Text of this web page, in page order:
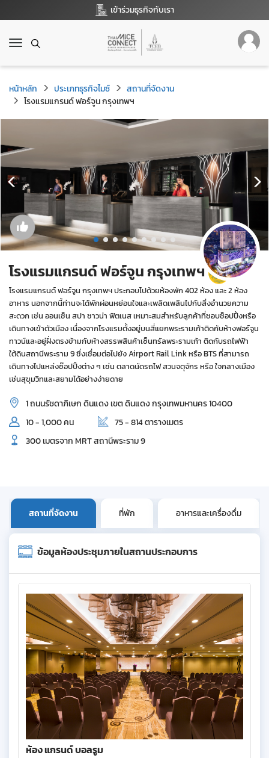
เข้าร่วมธุรกิจกับเรา
T
g
g
l
e
n
v
g
a
o
n
หน้าหลัก ประเภทธุรกิจไมซ์
สถานที่จัดงาน
โรงแรมแกรนด์ ฟอร์จูน กรุงเทพฯ
โรงแรมแกรนด์ ฟอร์จูน กรุงเทพฯ
โรงแรมแกรนด์ ฟอร์จูน กรุงเทพฯ ประกอบไปด้วยห้องพัก 402 ห้อง และ 2 ห้อง
อาหาร นอกจากนี้ท่านจะได้พักผ่อนหย่อนใจและเพลิดเพลินไปกับสิ่งอำนวยความ
สะดวก เช่น ออนเซ็น สปา ซาวน่า ฟิตเนส เหมาะสมสำหรับลูกค้าที่ชอบช็อปปิ้งหรือ
เดินทางเข้าตัวเมือง เนื่องจากโรงแรมตั้งอยู่บนสี่แยกพระรามเก้าติดกับห้างฟอร์จูน
ทาวน์และอยู่ฝั่งตรงข้ามกับห้างสรรพสินค้าเซ็นทรัลพระรามเก้า ติดกับรถไฟฟ้า
ใต้ดินสถานีพระราม 9 ซึ่งเชื่อมต่อไปยัง Airport Rail Link หรือ BTS ที่สามารถ
เดินทางไปแหล่งช๊อปปิ้งต่าง ๆ เช่น ตลาดนัดรถไฟ สวนจตุจักร หรือ ใจกลางเมือง
เช่นสุขุมวิทและสยามได้อย่างง่ายดาย
1 ถนนรัชดาภิเษก ดินแดง เขต ดินแดง กรุงเทพมหานคร 10400
10 - 1,000 คน
75 - 814 ตารางเมตร
300 เมตรจาก MRT สถานีพระราม 9
สถานที่จัดงาน ที่พัก อาหารและเครื่องดื่ม
ข้อมูลห้องประชุมภายในสถานประกอบการ
ห้อง แกรนด์ บอลรูม